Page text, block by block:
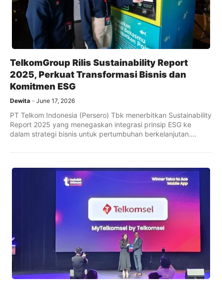
TelkomGroup Rilis Sustainability Report
2025, Perkuat Transformasi Bisnis dan
Komitmen ESG
Dewita June 17, 2026
PT Telkom Indonesia (Persero) Tbk menerbitkan Sustainability
Report 2025 yang menegaskan integrasi prinsip ESG ke
dalam strategi bisnis untuk pertumbuhan berkelanjutan.
Our Planet, Empower Our People, dan Elevate Our Business.